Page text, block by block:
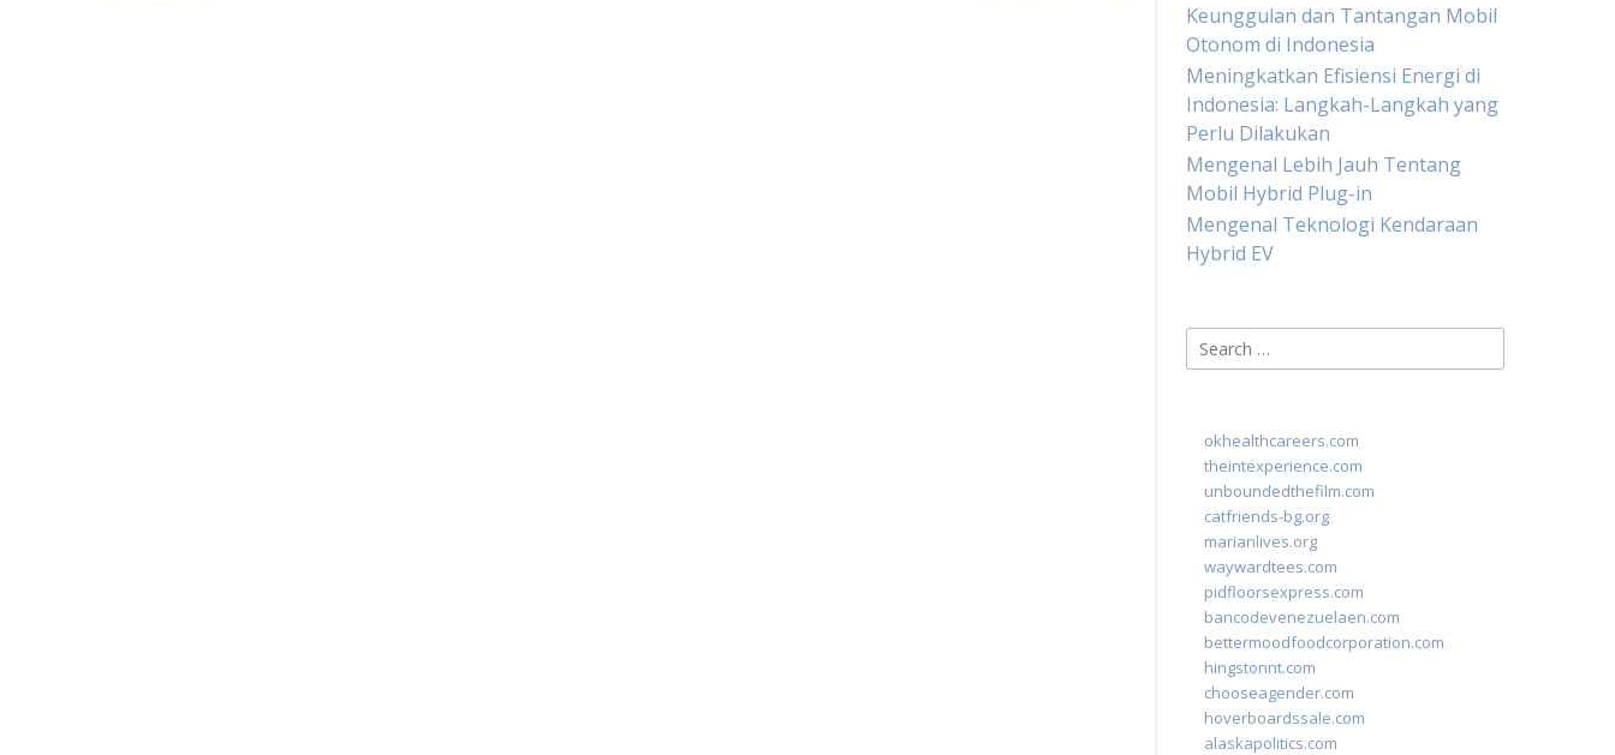
Keunggulan dan Tantangan Mobil
Otonom di Indonesia
Meningkatkan Efisiensi Energi di
Indonesia: Langkah-Langkah yang
Perlu Dilakukan
Mengenal Lebih Jauh Tentang
Mobil Hybrid Plug-in
Mengenal Teknologi Kendaraan
Hybrid EV
Search
for:
okhealthcareers.com
theintexperience.com
unboundedthefilm.com
catfriends-bg.org
marianlives.org
waywardtees.com
pidfloorsexpress.com
bancodevenezuelaen.com
bettermoodfoodcorporation.com
hingstonnt.com
chooseagender.com
hoverboardssale.com
alaskapolitics.com